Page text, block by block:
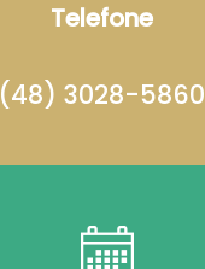
Telefone
(48) 3028-5860